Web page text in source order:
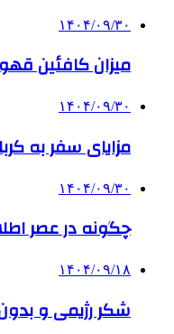
۱۴۰۴/۰۹/۳۰
میزان کافئین
۱۴۰۴/۰۹/۳۰
مزایای سفر به
۱۴۰۴/۰۹/۳۰
چگونه در عصر
۱۴۰۴/۰۹/۱۸
شکر رژیمی و